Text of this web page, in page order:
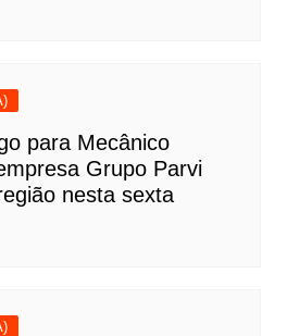
para Mecânico
Grupo Parvi
nesta sexta